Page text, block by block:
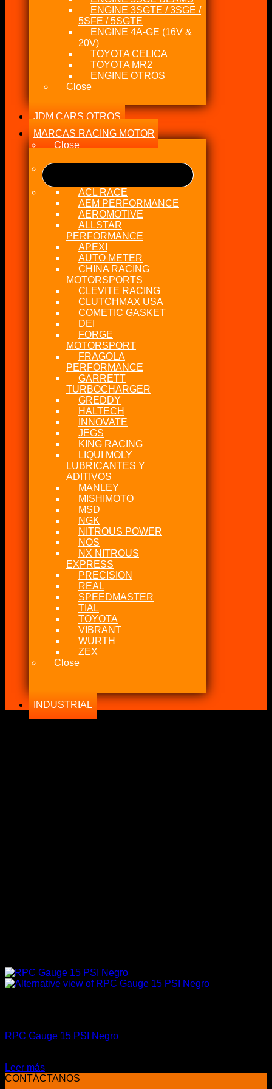
ENGINE 3SGTE / 3SGE /
5SFE / 5SGTE
ENGINE 4A-GE (16V &
20V)
TOYOTA CELICA
TOYOTA MR2
ENGINE OTROS
Close
JDM CARS OTROS
MARCAS RACING MOTOR
Close
ACL RACE
AEM PERFORMANCE
AEROMOTIVE
ALLSTAR
PERFORMANCE
APEXI
AUTO METER
CHINA RACING
MOTORSPORTS
CLEVITE RACING
CLUTCHMAX USA
COMETIC GASKET
DEI
FORGE
MOTORSPORT
FRAGOLA
PERFORMANCE
GARRETT
TURBOCHARGER
GREDDY
HALTECH
INNOVATE
JEGS
KING RACING
LIQUI MOLY
LUBRICANTES Y
ADITIVOS
MANLEY
MISHIMOTO
MSD
NGK
NITROUS POWER
NOS
NX NITROUS
EXPRESS
PRECISION
REAL
SPEEDMASTER
TIAL
TOYOTA
VIBRANT
WURTH
ZEX
Close
INDUSTRIAL
RPC Gauge 15 PSI Negro
precio
original actual
Leer más
CONTÁCTANOS